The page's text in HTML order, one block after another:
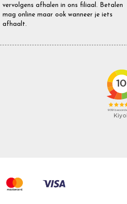
vervolgens afhalen in ons filiaal. Betalen
mag online maar ook wanneer je iets
afhaalt.